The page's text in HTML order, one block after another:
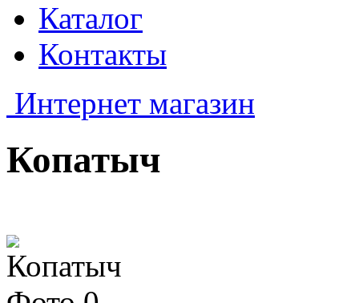
Каталог
Контакты
Интернет магазин
Копатыч